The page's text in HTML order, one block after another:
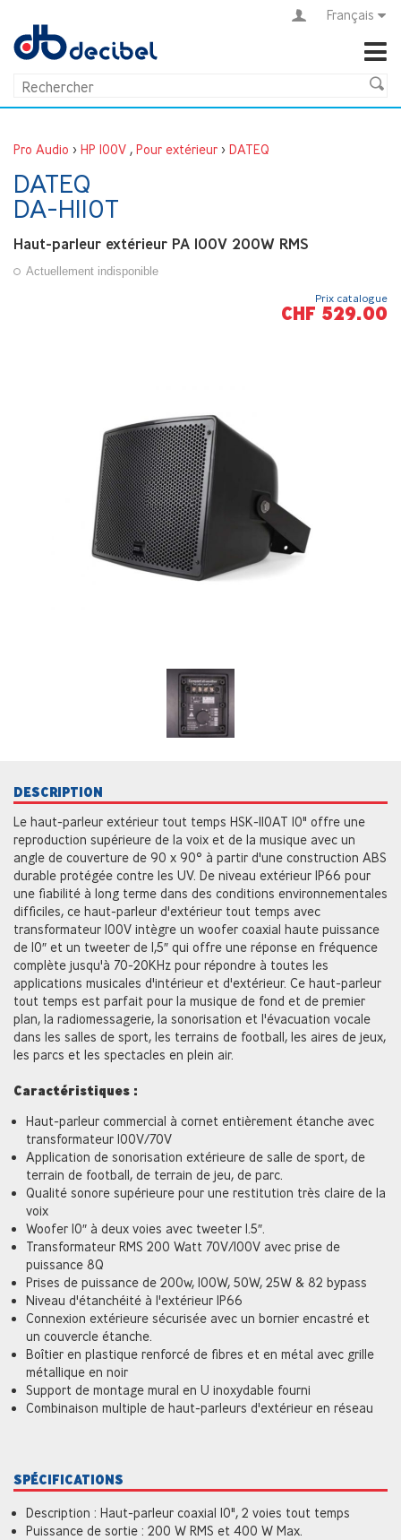
Français
Pro Audio > HP 100V , Pour extérieur > DATEQ
DATEQ
DA-H110T
Haut-parleur extérieur PA 100V 200W RMS
Actuellement indisponible
Prix catalogue
CHF 529.00
DESCRIPTION
Le haut-parleur extérieur tout temps HSK-110AT 10" offre une
reproduction supérieure de la voix et de la musique avec un
angle de couverture de 90 x 90° à partir d'une construction ABS
durable protégée contre les UV. De niveau extérieur IP66 pour
une fiabilité à long terme dans des conditions environnementales
difficiles, ce haut-parleur d'extérieur tout temps avec
transformateur 100V intègre un woofer coaxial haute puissance
de 10″ et un tweeter de 1,5″ qui offre une réponse en fréquence
complète jusqu'à 70-20KHz pour répondre à toutes les
applications musicales d'intérieur et d'extérieur. Ce haut-parleur
tout temps est parfait pour la musique de fond et de premier
plan, la radiomessagerie, la sonorisation et l'évacuation vocale
dans les salles de sport, les terrains de football, les aires de jeux,
les parcs et les spectacles en plein air.
Caractéristiques :
Haut-parleur commercial à cornet entièrement étanche avec
transformateur 100V/70V
Application de sonorisation extérieure de salle de sport, de
terrain de football, de terrain de jeu, de parc.
Qualité sonore supérieure pour une restitution très claire de la
voix
Woofer 10″ à deux voies avec tweeter 1.5″.
Transformateur RMS 200 Watt 70V/100V avec prise de
puissance 8Q
Prises de puissance de 200w, 100W, 50W, 25W & 82 bypass
Niveau d'étanchéité à l'extérieur IP66
Connexion extérieure sécurisée avec un bornier encastré et
un couvercle étanche.
Boîtier en plastique renforcé de fibres et en métal avec grille
métallique en noir
Support de montage mural en U inoxydable fourni
Combinaison multiple de haut-parleurs d'extérieur en réseau
SPÉCIFICATIONS
Description : Haut-parleur coaxial 10", 2 voies tout temps
Puissance de sortie : 200 W RMS et 400 W Max.